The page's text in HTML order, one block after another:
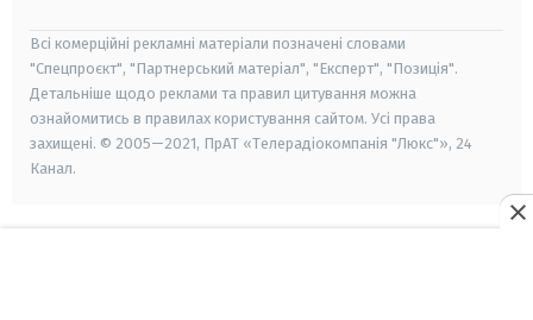
Всі комерційні рекламні матеріали позначені словами
"Спецпроєкт", "Партнерський матеріал", "Експерт", "Позиція".
Детальніше щодо реклами та правил цитування можна
ознайомитись в правилах користування сайтом. Усі права
захищені. © 2005—2021, ПрАТ «Телерадіокомпанія "Люкс"», 24
Канал.